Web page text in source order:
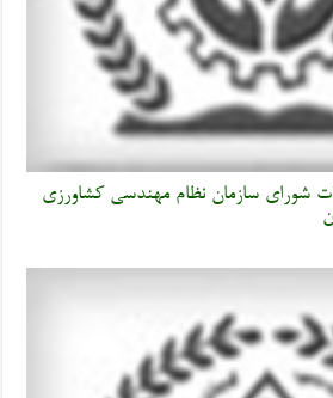
شورای سازمان نظام مهندسی کشاورزی